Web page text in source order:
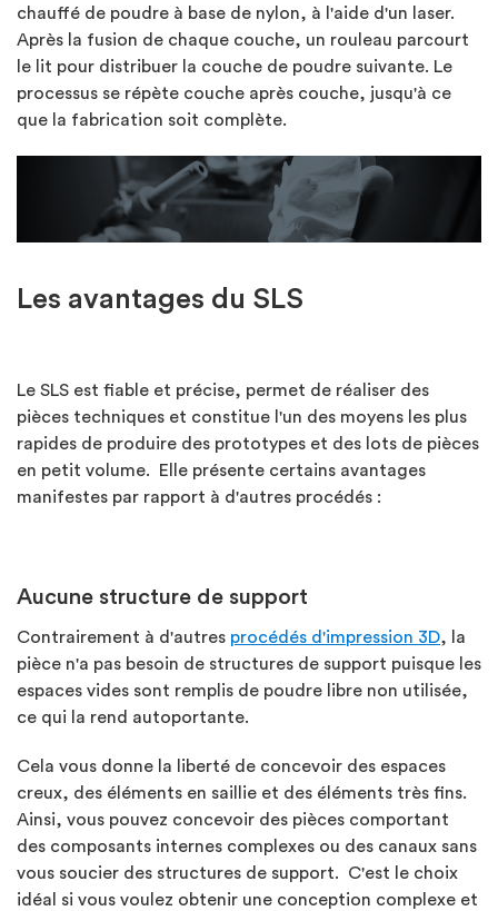
chauffé de poudre à base de nylon, à l'aide d'un laser.
Après la fusion de chaque couche, un rouleau parcourt
le lit pour distribuer la couche de poudre suivante. Le
processus se répète couche après couche, jusqu'à ce
que la fabrication soit complète.
Les avantages du SLS
Le SLS est fiable et précise, permet de réaliser des
pièces techniques et constitue l'un des moyens les plus
rapides de produire des prototypes et des lots de pièces
en petit volume. Elle présente certains avantages
manifestes par rapport à d'autres procédés :
Aucune structure de support
Contrairement à d'autres procédés d'impression 3D, la
pièce n'a pas besoin de structures de support puisque les
espaces vides sont remplis de poudre libre non utilisée,
ce qui la rend autoportante.
Cela vous donne la liberté de concevoir des espaces
creux, des éléments en saillie et des éléments très fins.
Ainsi, vous pouvez concevoir des pièces comportant
des composants internes complexes ou des canaux sans
vous soucier des structures de support. C'est le choix
idéal si vous voulez obtenir une conception complexe et